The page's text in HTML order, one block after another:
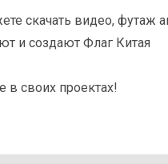
скачать видео, футаж
и создают Флаг Китая
в своих проектах!